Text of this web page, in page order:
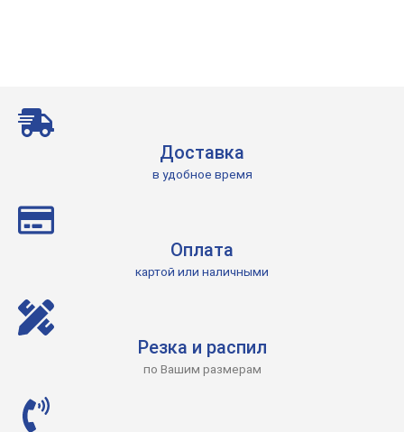
Доставка
в удобное время
Оплата
картой или наличными
Резка и распил
по Вашим размерам